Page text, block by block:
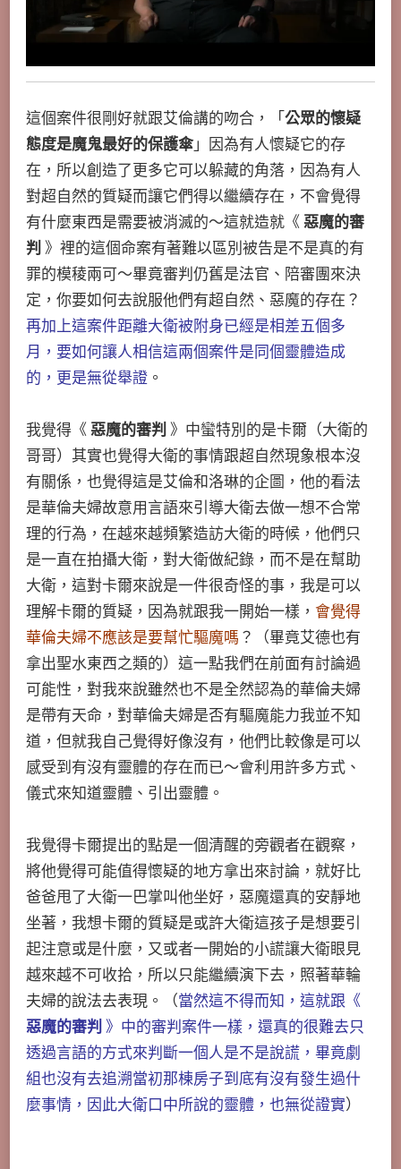
這個案件很剛好就跟艾倫講的吻合，「公眾的懷疑
態度是魔鬼最好的保護傘」因為有人懷疑它的存
在，所以創造了更多它可以躲藏的角落，因為有人
對超自然的質疑而讓它們得以繼續存在，不會覺得
有什麼東西是需要被消滅的～這就造就《惡魔的審
判》裡的這個命案有著難以區別被告是不是真的有
罪的模稜兩可～畢竟審判仍舊是法官、陪審團來決
定，你要如何去說服他們有超自然、惡魔的存在？
再加上這案件距離大衛被附身已經是相差五個多
月，要如何讓人相信這兩個案件是同個靈體造成
的，更是無從舉證 。
我覺得《惡魔的審判》中蠻特別的是卡爾（大衛的
哥哥）其實也覺得大衛的事情跟超自然現象根本沒
有關係，也覺得這是艾倫和洛琳的企圖，他的看法
是華倫夫婦故意用言語來引導大衛去做一想不合常
理的行為，在越來越頻繁造訪大衛的時候，他們只
是一直在拍攝大衛，對大衛做紀錄，而不是在幫助
大衛，這對卡爾來說是一件很奇怪的事，我是可以
理解卡爾的質疑，因為就跟我一開始一樣， 會覺得
華倫夫婦不應該是要幫忙驅魔嗎 ？（畢竟艾德也有
拿出聖水東西之類的）這一點我們在前面有討論過
可能性，對我來說雖然也不是全然認為的華倫夫婦
是帶有天命，對華倫夫婦是否有驅魔能力我並不知
道，但就我自己覺得好像沒有，他們比較像是可以
感受到有沒有靈體的存在而已～會利用許多方式、
儀式來知道靈體、引出靈體。
我覺得卡爾提出的點是一個清醒的旁觀者在觀察，
將他覺得可能值得懷疑的地方拿出來討論，就好比
爸爸甩了大衛一巴掌叫他坐好，惡魔還真的安靜地
坐著，我想卡爾的質疑是或許大衛這孩子是想要引
起注意或是什麼，又或者一開始的小謊讓大衛眼見
越來越不可收拾，所以只能繼續演下去，照著華輪
夫婦的說法去表現。（當然這不得而知，這就跟《
惡魔的審判》中的審判案件一樣，還真的很難去只
透過言語的方式來判斷一個人是不是說謊，畢竟劇
組也沒有去追溯當初那棟房子到底有沒有發生過什
麼事情，因此大衛口中所說的靈體，也無從證實）